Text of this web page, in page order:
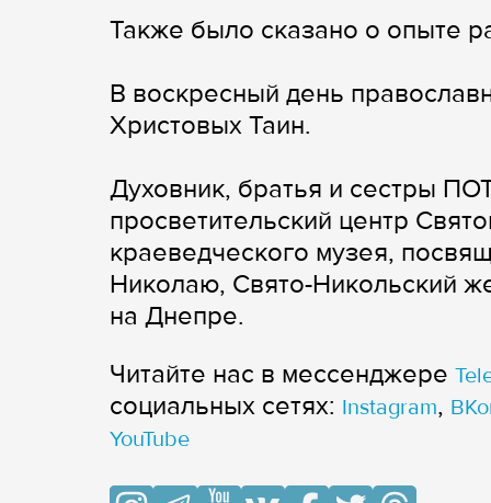
Также было сказано о опыте
В воскресный день
Христовых Таин.
Духовник, братья и сестры
просветительский центр
краеведческого музея,
Николаю, Свято-Никольский
на Днепре.
Читайте нас в мессенджере
cоциальных сетях: Instagram,
YouTube